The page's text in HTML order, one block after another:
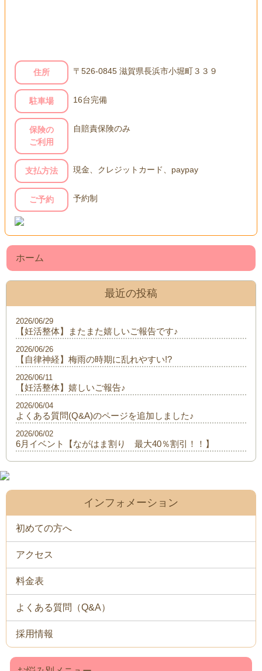
住所 〒526-0845 滋賀県長浜市小堀町３３９
駐車場 16台完備
保険の
ご利用
自賠責保険のみ
支払方法 現金、クレジットカード、paypay
ご予約 予約制
ホーム
最近の投稿
【妊活整体】またまた嬉しいご報告です♪
2026/06/29
【自律神経】梅雨の時期に乱れやすい!?
2026/06/26
【妊活整体】嬉しいご報告♪
2026/06/11
よくある質問(Q&A)のページを追加しました♪
2026/06/04
6月イベント【ながはま割り 最大40％割引！！】
2026/06/02
インフォメーション
初めての方へ
アクセス
料金表
よくある質問（Q&A）
採用情報